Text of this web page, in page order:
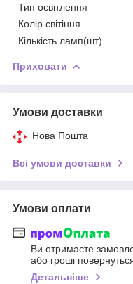
Тип освітлення
Колір світіння
Кількість ламп(шт)
Приховати
Умови доставки
Нова Пошта
Всі умови доставки
Умови оплати
Ви отримаєте
або гроші
Детальніше